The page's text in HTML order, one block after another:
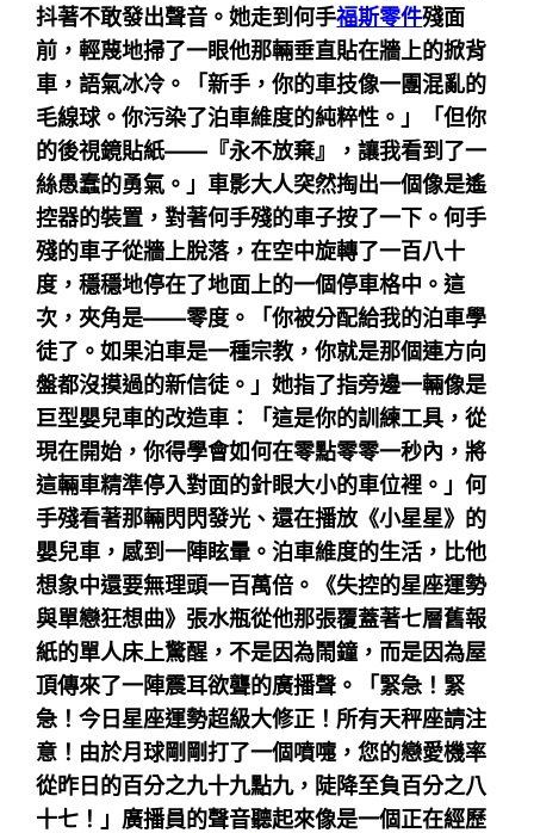
抖著不敢發出聲音。她走到何手福斯零件殘面
前，輕蔑地掃了一眼他那輛垂直貼在牆上的掀背
車，語氣冰冷。「新手，你的車技像一團混亂的
毛線球。你污染了泊車維度的純粹性。」「但你
的後視鏡貼紙——『永不放棄』，讓我看到了一
絲愚蠢的勇氣。」車影大人突然掏出一個像是遙
控器的裝置，對著何手殘的車子按了一下。何手
殘的車子從牆上脫落，在空中旋轉了一百八十
度，穩穩地停在了地面上的一個停車格中。這
次，夾角是——零度。「你被分配給我的泊車學
徒了。如果泊車是一種宗教，你就是那個連方向
盤都沒摸過的新信徒。」她指了指旁邊一輛像是
巨型嬰兒車的改造車：「這是你的訓練工具，從
現在開始，你得學會如何在零點零零一秒內，將
這輛車精準停入對面的針眼大小的車位裡。」何
手殘看著那輛閃閃發光、還在播放《小星星》的
嬰兒車，感到一陣眩暈。泊車維度的生活，比他
想象中還要無理頭一百萬倍。《失控的星座運勢
與單戀狂想曲》張水瓶從他那張覆蓋著七層舊報
紙的單人床上驚醒，不是因為鬧鐘，而是因為屋
頂傳來了一陣震耳欲聾的廣播聲。「緊急！緊
急！今日星座運勢超級大修正！所有天秤座請注
意！由於月球剛剛打了一個噴嚏，您的戀愛機率
從昨日的百分之九十九點九，陡降至負百分之八
十七！」廣播員的聲音聽起來像是一個正在經歷